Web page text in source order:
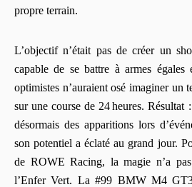
propre terrain.
L’objectif n’était pas de créer un
capable de se battre à armes
optimistes n’auraient osé imaginer un
sur une course de 24 heures.
désormais des apparitions lors
son potentiel a éclaté au grand jour.
de ROWE Racing, la magie n’a
l’Enfer Vert. La #99 BMW M4